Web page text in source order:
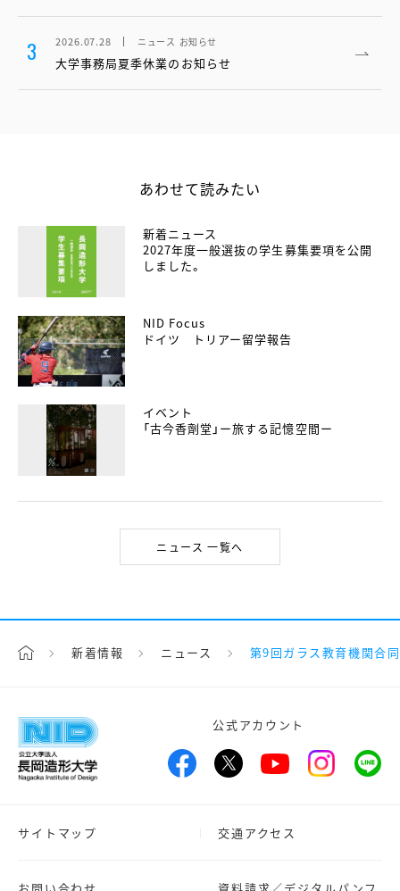
3 2026.07.28 ニュース お知らせ
大学事務局夏季休業のお知らせ
あわせて読みたい
新着ニュース
2027年度一般選抜の学生募集要項を公開
しました。
NID Focus
ドイツ トリアー留学報告
イベント
「古今香劑堂」ー旅する記憶空間ー
ニュース 一覧へ
新着情報 ニュース 第9回ガラス教育機関合
公式アカウント
サイトマップ 交通アクセス